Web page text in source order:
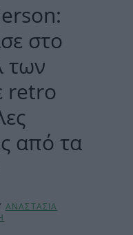
στο
των
retro
από τα
ΑΝΑΣΤΑΣΙΑ